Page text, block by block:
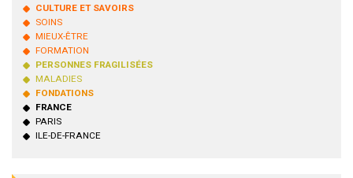
CULTURE ET SAVOIRS
SOINS
MIEUX-ÊTRE
FORMATION
PERSONNES FRAGILISÉES
MALADIES
FONDATIONS
FRANCE
PARIS
ILE-DE-FRANCE